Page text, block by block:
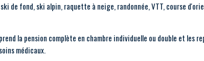
de fond, ski alpin, raquette à neige, randonnée, VTT, course
la pension complète en chambre individuelle ou double et les
médicaux.